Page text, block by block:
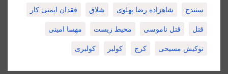
سنندج شاهزاده رضا پهلوی شلاق فقدان ایمنی کار
قتل قتل ناموسی محیط زیست مهسا امینی
نوکیش مسیحی کرج کولبر کولبری